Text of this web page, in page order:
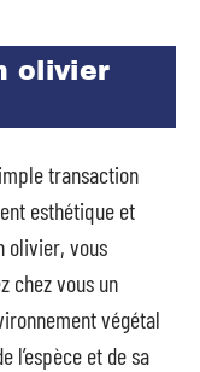
olivier
transaction
esthétique et
olivier, vous
chez vous un
végétal
l’espèce et de sa